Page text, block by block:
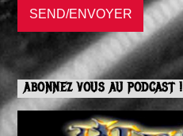
ABONNEZ VOUS AU PODCAST !